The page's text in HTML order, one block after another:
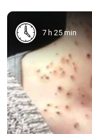
7 h 25 min